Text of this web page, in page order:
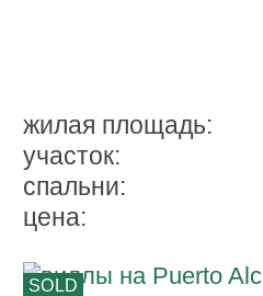
жилая площадь:
участок:
спальни:
ценa:
SOLD